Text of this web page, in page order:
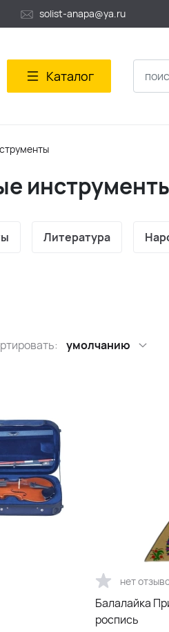
solist-anapa@ya.ru
Каталог
Литература
умолчанию
нет
Балалайка
роспись